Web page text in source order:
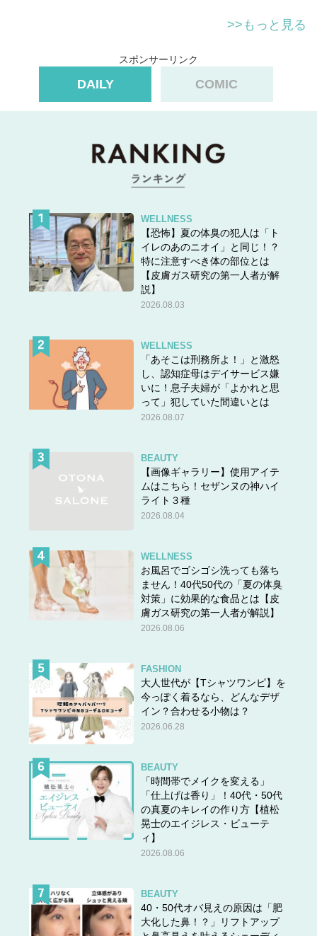
>>もっと見る
スポンサーリンク
DAILY COMIC
WELLNESS
【恐怖】夏の体臭の犯人は「ト
イレのあのニオイ」と同じ！？
特に注意すべき体の部位とは
【皮膚ガス研究の第一人者が解
説】
2026.08.03
WELLNESS
「あそこは刑務所よ！」と激怒
し、認知症母はデイサービス嫌
いに！息子夫婦が「よかれと思
って」犯していた間違いとは
2026.08.07
BEAUTY
【画像ギャラリー】使用アイテ
ムはこちら！セザンヌの神ハイ
ライト３種
2026.08.04
WELLNESS
お風呂でゴシゴシ洗っても落ち
ません！40代50代の「夏の体臭
対策」に効果的な食品とは【皮
膚ガス研究の第一人者が解説】
2026.08.06
FASHION
大人世代が【Tシャツワンピ】を
今っぽく着るなら、どんなデザ
イン？合わせる小物は？
2026.06.28
BEAUTY
「時間帯でメイクを変える」
「仕上げは香り」！40代・50代
の真夏のキレイの作り方【植松
晃士のエイジレス・ビューテ
ィ】
2026.08.06
BEAUTY
40・50代オバ見えの原因は「肥
大化した鼻！？」リフトアップ